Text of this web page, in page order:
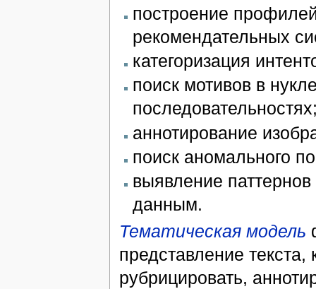
построение
рекомендательных
категоризация
поиск мотивов в
аннотирование
поиск аномального
выявление
данным.
Тематическая модель
представление
рубрицировать,